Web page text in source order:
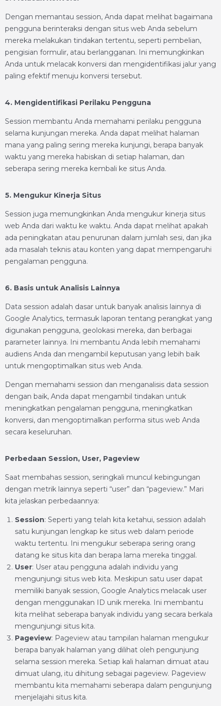
Dengan memantau session, Anda dapat melihat bagaimana
pengguna berinteraksi dengan situs web Anda sebelum
mereka melakukan tindakan tertentu, seperti pembelian,
pengisian formulir, atau berlangganan. Ini memungkinkan
Anda untuk melacak konversi dan mengidentifikasi jalur yang
paling efektif menuju konversi tersebut.
4. Mengidentifikasi Perilaku Pengguna
Session membantu Anda memahami perilaku pengguna
selama kunjungan mereka. Anda dapat melihat halaman
mana yang paling sering mereka kunjungi, berapa banyak
waktu yang mereka habiskan di setiap halaman, dan
seberapa sering mereka kembali ke situs Anda.
5. Mengukur Kinerja Situs
Session juga memungkinkan Anda mengukur kinerja situs
web Anda dari waktu ke waktu. Anda dapat melihat apakah
ada peningkatan atau penurunan dalam jumlah sesi, dan jika
ada masalah teknis atau konten yang dapat mempengaruhi
pengalaman pengguna.
6. Basis untuk Analisis Lainnya
Data session adalah dasar untuk banyak analisis lainnya di
Google Analytics, termasuk laporan tentang perangkat yang
digunakan pengguna, geolokasi mereka, dan berbagai
parameter lainnya. Ini membantu Anda lebih memahami
audiens Anda dan mengambil keputusan yang lebih baik
untuk mengoptimalkan situs web Anda.
Dengan memahami session dan menganalisis data session
dengan baik, Anda dapat mengambil tindakan untuk
meningkatkan pengalaman pengguna, meningkatkan
konversi, dan mengoptimalkan performa situs web Anda
secara keseluruhan.
Perbedaan Session, User, Pageview
Saat membahas session, seringkali muncul kebingungan
dengan metrik lainnya seperti “user” dan “pageview.” Mari
kita jelaskan perbedaannya:
Session: Seperti yang telah kita ketahui, session adalah
satu kunjungan lengkap ke situs web dalam periode
waktu tertentu. Ini mengukur seberapa sering orang
datang ke situs kita dan berapa lama mereka tinggal.
User: User atau pengguna adalah individu yang
mengunjungi situs web kita. Meskipun satu user dapat
memiliki banyak session, Google Analytics melacak user
dengan menggunakan ID unik mereka. Ini membantu
kita melihat seberapa banyak individu yang secara berkala
mengunjungi situs kita.
Pageview: Pageview atau tampilan halaman mengukur
berapa banyak halaman yang dilihat oleh pengunjung
selama session mereka. Setiap kali halaman dimuat atau
dimuat ulang, itu dihitung sebagai pageview. Pageview
membantu kita memahami seberapa dalam pengunjung
menjelajahi situs kita.